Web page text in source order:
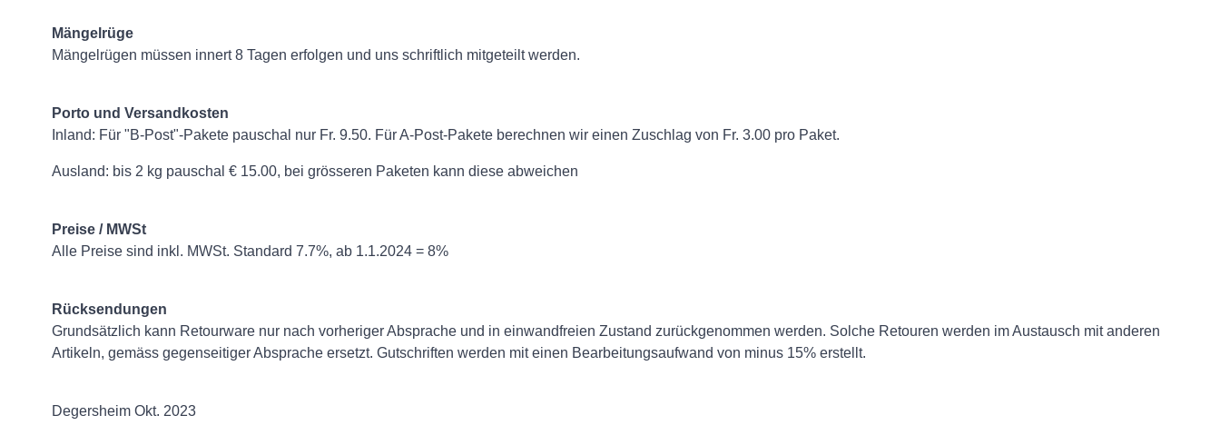
Mängelrüge
Mängelrügen müssen innert 8 Tagen erfolgen und uns schriftlich mitgeteilt werden.
Porto und Versandkosten
Inland: Für "B-Post"-Pakete pauschal nur Fr. 9.50. Für A-Post-Pakete berechnen wir einen Zuschlag von Fr. 3.00 pro Paket.
Ausland: bis 2 kg pauschal € 15.00, bei grösseren Paketen kann diese abweichen
Preise / MWSt
Alle Preise sind inkl. MWSt. Standard 7.7%, ab 1.1.2024 = 8%
Rücksendungen
Grundsätzlich kann Retourware nur nach vorheriger Absprache und in einwandfreien Zustand zurückgenommen werden. Solche Retouren werden im Austausch mit anderen
Artikeln, gemäss gegenseitiger Absprache ersetzt. Gutschriften werden mit einen Bearbeitungsaufwand von minus 15% erstellt.
Degersheim Okt. 2023